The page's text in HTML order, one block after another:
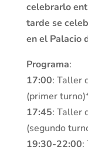
celebrarlo
tarde se
en el Palacio
Programa:
17:00: Taller
(primer
17:45: Taller
(segundo
19:30-22:00: